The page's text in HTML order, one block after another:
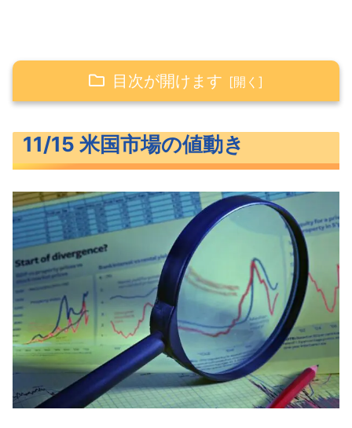
目次が開けます
わずかに上昇した米主要3指数
S&P500ヒートマップ
セクター別パフォーマンス
S&P500チャート分析
米国市場のトピックス
予想を下回った10月の生産者物価指数
（PPI）
小売売上高は予想ほど落ち込まず
11/15 米国市場の値動き